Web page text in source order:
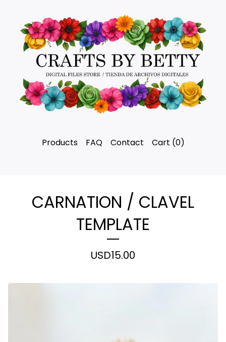
Products FAQ Contact Cart (0)
CARNATION / CLAVEL
TEMPLATE
USD15.00